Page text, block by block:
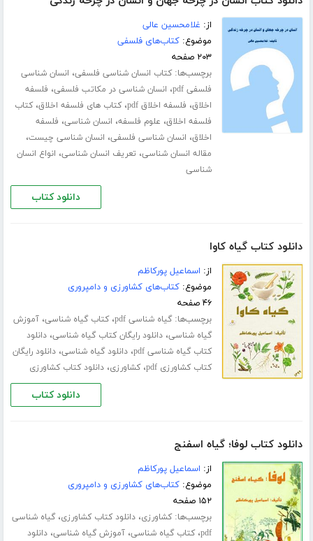
از: غلامحسین عالی
موضوع:کتاب‌های فلسفی
۲۰۳ صفحه
برچسب‌ها:کتاب انسان شناسی فلسفی، انسان شناسی
فلسفی pdf
، انسان شناسی در مکاتب فلسفی، فلسفه
اخلاق، فلسفه اخلاق pdf ،کتاب های فلسفه اخلاق،کتاب
فلسفه اخلاق، علوم فلسفه، انسان شناسی، فلسفه
اخلاق، انسان شناسی فلسفی، انسان شناسی چیست،
مقاله انسان شناسی، تعریف انسان شناسی، انواع انسان
شناسی
دانلود کتاب
دانلود کتاب گیاه کاوا
از: اسماعیل پورکاظم
موضوع:کتاب‌های کشاورزی و دامپروری
۴۶ صفحه
برچسب‌ها:گیاه شناسی pdf ،کتاب گیاه شناسی،آموزش
گیاه شناسی،دانلود رایگان کتاب گیاه شناسی،دانلود
کتاب گیاه شناسی pdf
،دانلود گیاه شناسی،دانلود رایگان
کتاب کشاورزی pdf
،کشاورزی،دانلود کتاب کشاورزی
دانلود کتاب
دانلود کتاب لوفا؛ گیاه اسفنج
از: اسماعیل پورکاظم
موضوع:کتاب‌های کشاورزی و دامپروری
۱۵۲ صفحه
برچسب‌ها:کشاورزی،دانلود کتاب کشاورزی،گیاه شناسی
pdf،کتاب گیاه شناسی،آموزش گیاه شناسی،دانلود